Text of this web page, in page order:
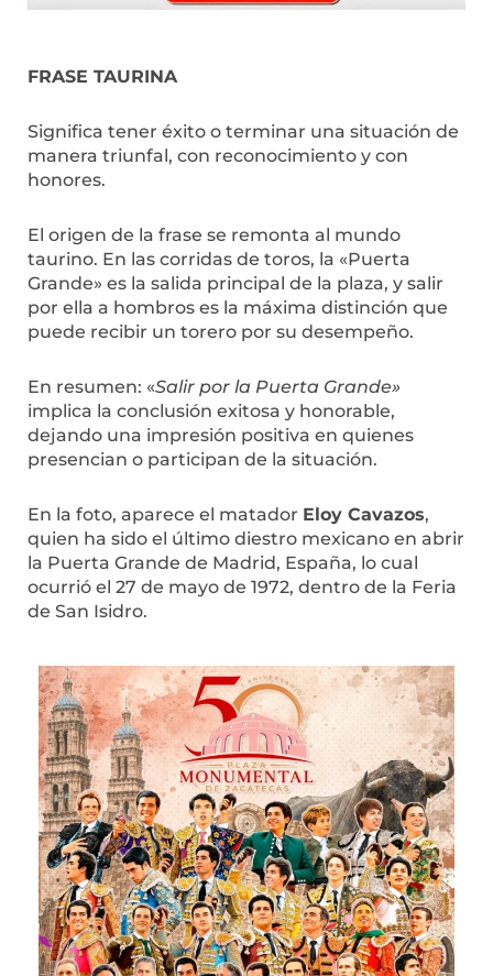
FRASE TAURINA
Significa tener éxito o terminar una situación de
manera triunfal, con reconocimiento y con
honores.
El origen de la frase se remonta al mundo
taurino. En las corridas de toros, la «Puerta
Grande» es la salida principal de la plaza, y salir
por ella a hombros es la máxima distinción que
puede recibir un torero por su desempeño.
En resumen: «Salir por la Puerta Grande»
implica la conclusión exitosa y honorable,
dejando una impresión positiva en quienes
presencian o participan de la situación.
En la foto, aparece el matador Eloy Cavazos,
quien ha sido el último diestro mexicano en abrir
la Puerta Grande de Madrid, España, lo cual
ocurrió el 27 de mayo de 1972, dentro de la Feria
de San Isidro.